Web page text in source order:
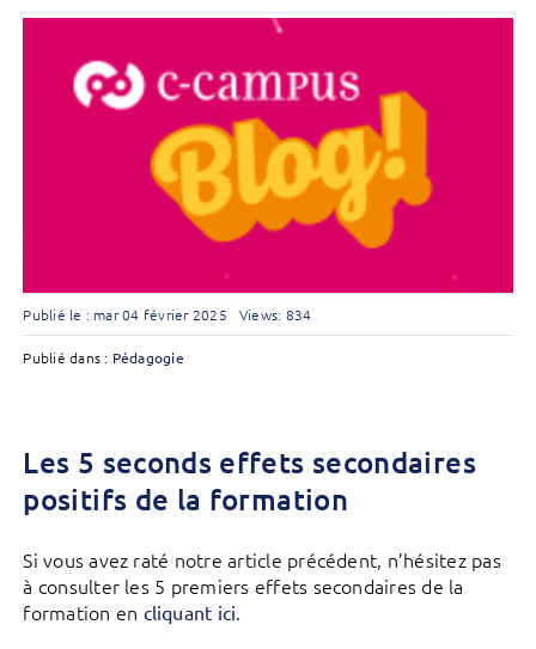
Publié le : mar 04 février 2025 Views: 834
Publié dans : Pédagogie
Les 5 seconds effets secondaires
positifs de la formation
Si vous avez raté notre article précédent, n’hésitez pas
à consulter les 5 premiers effets secondaires de la
formation en cliquant ici.